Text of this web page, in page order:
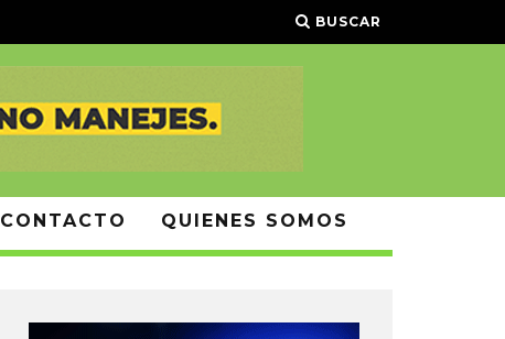
BUSCAR
CONTACTO QUIENES SOMOS